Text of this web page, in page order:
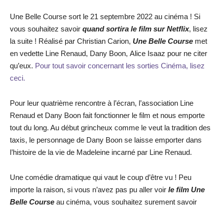
Une Belle Course sort le 21 septembre 2022 au cinéma ! Si
vous souhaitez savoir quand sortira le film sur Netflix, lisez
la suite ! Réalisé par Christian Carion, Une Belle Course met
en vedette Line Renaud, Dany Boon, Alice Isaaz pour ne citer
qu’eux. Pour tout savoir concernant les sorties Cinéma, lisez
ceci.
Pour leur quatrième rencontre à l’écran, l’association Line
Renaud et Dany Boon fait fonctionner le film et nous emporte
tout du long. Au début grincheux comme le veut la tradition des
taxis, le personnage de Dany Boon se laisse emporter dans
l’histoire de la vie de Madeleine incarné par Line Renaud.
Une comédie dramatique qui vaut le coup d’être vu ! Peu
importe la raison, si vous n’avez pas pu aller voir le film Une
Belle Course au cinéma, vous souhaitez surement savoir